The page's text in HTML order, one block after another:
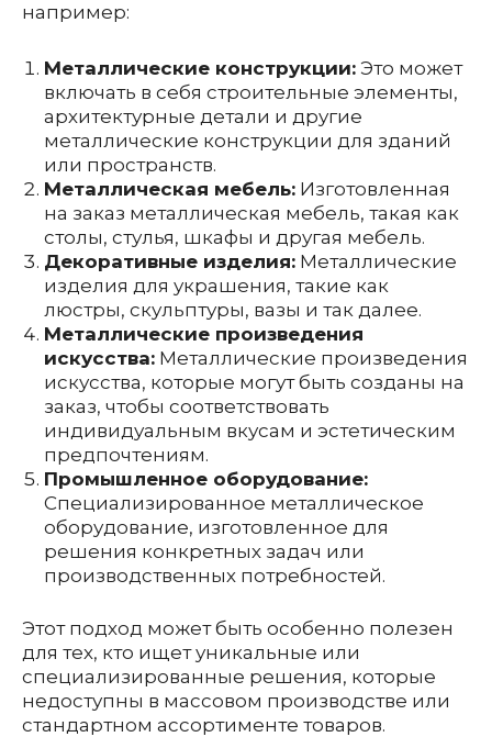
например:
Металлические конструкции: Это может
включать в себя строительные элементы,
архитектурные детали и другие
металлические конструкции для зданий
или пространств.
Металлическая мебель: Изготовленная
на заказ металлическая мебель, такая как
столы, стулья, шкафы и другая мебель.
Декоративные изделия: Металлические
изделия для украшения, такие как
люстры, скульптуры, вазы и так далее.
Металлические произведения
искусства: Металлические произведения
искусства, которые могут быть созданы на
заказ, чтобы соответствовать
индивидуальным вкусам и эстетическим
предпочтениям.
Промышленное оборудование:
Специализированное металлическое
оборудование, изготовленное для
решения конкретных задач или
производственных потребностей.
Этот подход может быть особенно полезен
для тех, кто ищет уникальные или
специализированные решения, которые
недоступны в массовом производстве или
стандартном ассортименте товаров.